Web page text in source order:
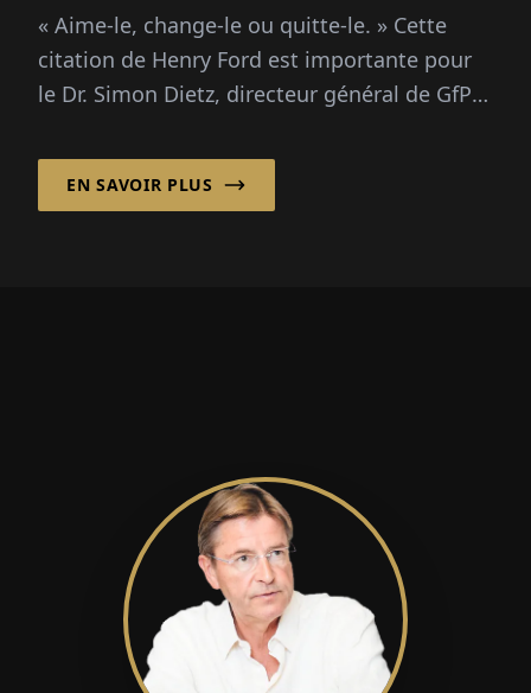
« Aime-le, change-le ou quitte-le. » Cette
citation de Henry Ford est importante pour
le Dr. Simon Dietz, directeur général de GfPS
EN SAVOIR PLUS